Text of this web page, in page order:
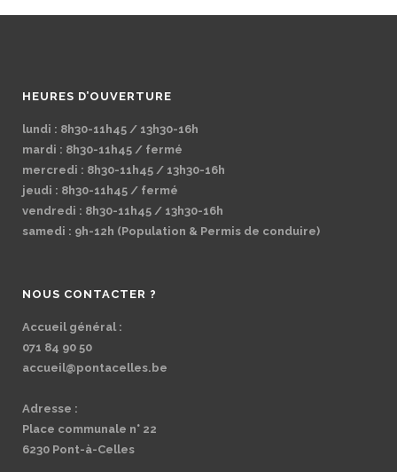
HEURES D’OUVERTURE
lundi : 8h30-11h45 / 13h30-16h
mardi : 8h30-11h45 / fermé
mercredi : 8h30-11h45 / 13h30-16h
jeudi : 8h30-11h45 / fermé
vendredi : 8h30-11h45 / 13h30-16h
samedi : 9h-12h (Population & Permis de conduire)
NOUS CONTACTER ?
Accueil général :
071 84 90 50
accueil@pontacelles.be
Adresse :
Place communale n° 22
6230 Pont-à-Celles